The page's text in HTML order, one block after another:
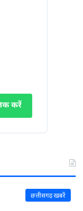
करें
छत्तीसगढ़ खबरें